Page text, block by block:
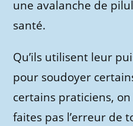
une avalanche de
santé.
Qu’ils utilisent leur
pour soudoyer
certains praticiens,
faites pas l’erreur de